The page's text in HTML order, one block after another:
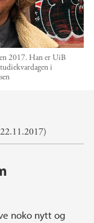
2017. Han er UiB
i
noko nytt og